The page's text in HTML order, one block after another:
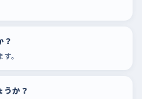
？
。
うか？